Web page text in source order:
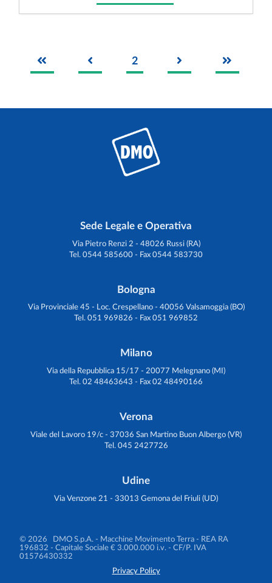
2
Sede Legale e Operativa
Via Pietro Renzi 2 - 48026 Russi (RA)
Tel. 0544 585600 - Fax 0544 583730
Bologna
Via Provinciale 45 - Loc. Crespellano - 40056 Valsamoggia (BO)
Tel. 051 969826 - Fax 051 969852
Milano
Via della Repubblica 15/17 - 20077 Melegnano (MI)
Tel. 02 48463643 - Fax 02 48490166
Verona
Viale del Lavoro 19/c - 37036 San Martino Buon Albergo (VR)
Tel. 045 2427726
Udine
Via Venzone 21 - 33013 Gemona del Friuli (UD)
© 2026 DMO S.p.A. - Macchine Movimento Terra - REA RA
196832 - Capitale Sociale € 3.000.000 i.v. - CF/P. IVA
01576430332
Privacy Policy